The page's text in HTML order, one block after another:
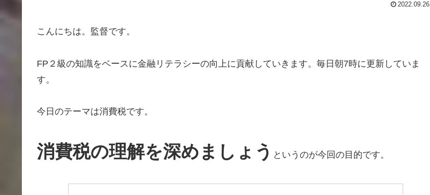
2022.09.26
こんにちは。監督です。
FP２級の知識をベースに金融リテラシーの向上に貢献していきます。毎日朝7時に更新していま
す。
今日のテーマは消費税です。
消費税の理解を深めましょう というのが今回の目的です。